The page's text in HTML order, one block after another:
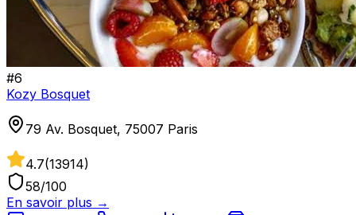
#6
Kozy Bosquet
79 Av. Bosquet, 75007 Paris
4.7(13914)
58/100
En savoir plus →